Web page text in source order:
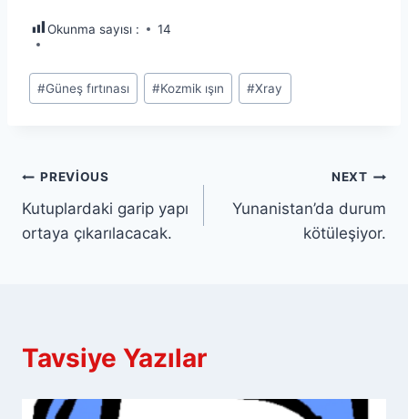
Okunma sayısı : 14
Post
Tags:
#Güneş fırtınası #Kozmik ışın #Xray
Yazı
gezinmesi
PREVIOUS
Kutuplardaki garip yapı
ortaya çıkarılacacak.
NEXT
Yunanistan’da durum
kötüleşiyor.
Tavsiye Yazılar